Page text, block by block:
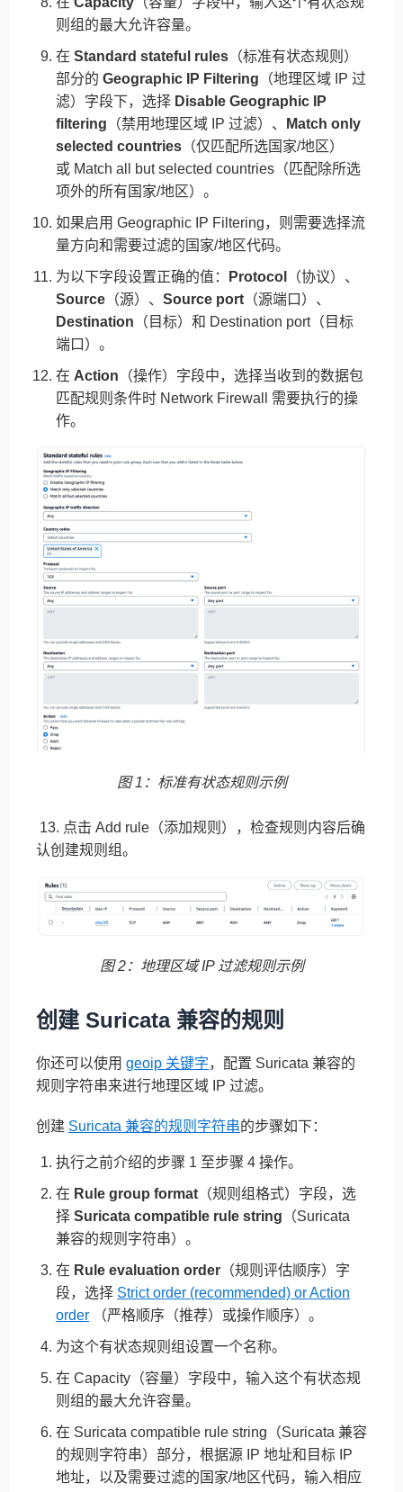
则组的最大允许容量。
在 Standard stateful rules （标准有状态规则）
部分的 Geographic IP Filtering （地理区域 IP 过
滤）字段下，选择 Disable Geographic IP
filtering （禁用地理区域 IP 过滤）、
Match only
selected countries （仅匹配所选国家/地区）
或 Match all but selected countries（匹配除所选
项外的所有国家/地区）。
如果启用 Geographic IP Filtering，则需要选择流
量方向和需要过滤的国家/地区代码。
为以下字段设置正确的值： Protocol
（协议）、
Source （源）、 Source port （源端口）、
Destination （目标）和 Destination port（目标
端口）。
在 Action （操作）字段中，选择当收到的数据包
匹配规则条件时 Network Firewall 需要执行的操
作。
图 1：标准有状态规则示例
13. 点击 Add rule（添加规则），检查规则内容后确
认创建规则组。
图 2：地理区域 IP 过滤规则示例
创建 Suricata 兼容的规则
你还可以使用 geoip 关键字，配置 Suricata 兼容的
规则字符串来进行地理区域 IP 过滤。
创建 Suricata 兼容的规则字符串的步骤如下：
执行之前介绍的步骤 1 至步骤 4 操作。
在 Rule group format （规则组格式）字段，选
择 Suricata compatible rule string （Suricata
兼容的规则字符串）。
在 Rule evaluation order （规则评估顺序）字
段，选择 Strict order (recommended) or Action
order （严格顺序（推荐）或操作顺序）。
为这个有状态规则组设置一个名称。
在 Capacity（容量）字段中，输入这个有状态规
则组的最大允许容量。
在 Suricata compatible rule string（Suricata 兼容
的规则字符串）部分，根据源 IP 地址和目标 IP
地址，以及需要过滤的国家/地区代码，输入相应